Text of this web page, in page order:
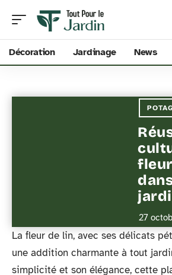
Décoration Jardinage News
27
La fleur de lin, avec ses délicats
une addition charmante à tout
simplicité et son élégance, cette